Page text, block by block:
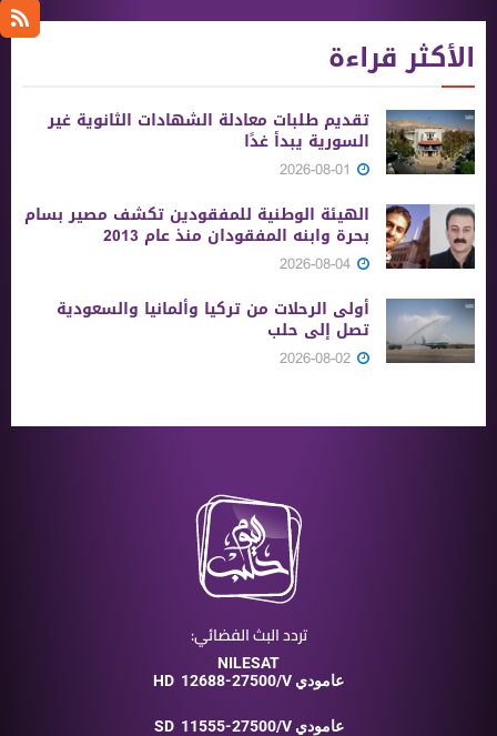
الأكثر قراءة
تقديم طلبات معادلة الشهادات الثانوية ‏غير
السورية يبدأ غدًا
الهيئة الوطنية للمفقودين تكشف مصير بسام
بحرة وابنه المفقودان منذ عام 2013
أولى الرحلات من ‏تركيا وألمانيا والسعودية
تصل إلى حلب
تردد البث الفضائي:
NILESAT
HD
12688-27500/V عامودي
SD 11555-27500/V عامودي